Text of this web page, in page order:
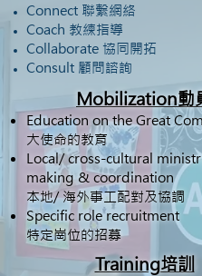
Connect 聯繫網絡
Coach 教練指導
Collaborate 協同開拓
Consult 顧問諮詢
Mobilization動
Education on the Great
大使命的教育
Local/ cross-cultural
making & coordination
本地/ 海外事工配對及協調
Specific role recruitment
特定崗位的招募
Training培訓